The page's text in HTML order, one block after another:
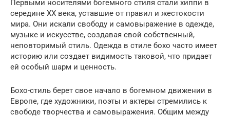
Первыми носителями богемного стиля стали хиппи в
середине XX века, уставшие от правил и жестокости
мира. Они искали свободу и самовыражение в одежде,
музыке и искусстве, создавая свой собственный,
неповторимый стиль. Одежда в стиле бохо часто имеет
историю или создает видимость таковой, что придает
ей особый шарм и ценность.
Бохо-стиль берет свое начало в богемном движении в
Европе, где художники, поэты и актеры стремились к
свободе творчества и самовыражения. Общим между